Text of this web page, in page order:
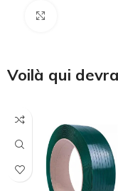
Voilà qui